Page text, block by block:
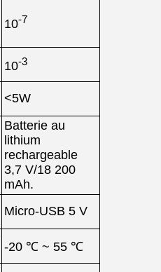
10-7
10-3
<5W
Batterie au
lithium
rechargeable
3,7 V/18 200
mAh.
Micro-USB 5 V
-20 ℃ ~ 55 ℃